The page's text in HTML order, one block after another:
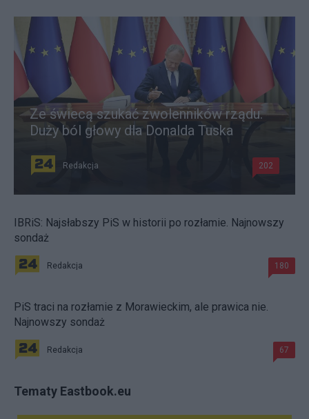
Ze świecą szukać zwolenników rządu.
Duży ból głowy dla Donalda Tuska
Redakcja 202
IBRiS: Najsłabszy PiS w historii po rozłamie. Najnowszy
sondaż
Redakcja 180
PiS traci na rozłamie z Morawieckim, ale prawica nie.
Najnowszy sondaż
Redakcja 67
Tematy Eastbook.eu